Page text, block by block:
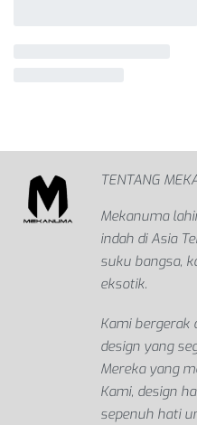
TENTANG
Mekanuma
indah di Asia
suku bangsa,
eksotik.
Kami bergerak
design yang
Mereka yang
Kami, design
sepenuh hati